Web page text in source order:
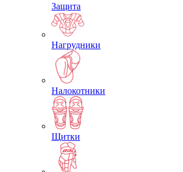
Защита
Нагрудники
Налокотники
Щитки